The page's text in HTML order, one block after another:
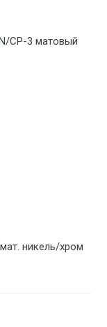
CP-3 матовый
никель/хром